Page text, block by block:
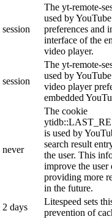
session
The yt-remote-
used by
preferences and
interface of the
video player.
session
The yt-remote-
used by
video player
embedded
never
The cookie
is used by
search result
the user. This
improve the user
providing more
in the future.
2 days
Litespeed sets
prevention of